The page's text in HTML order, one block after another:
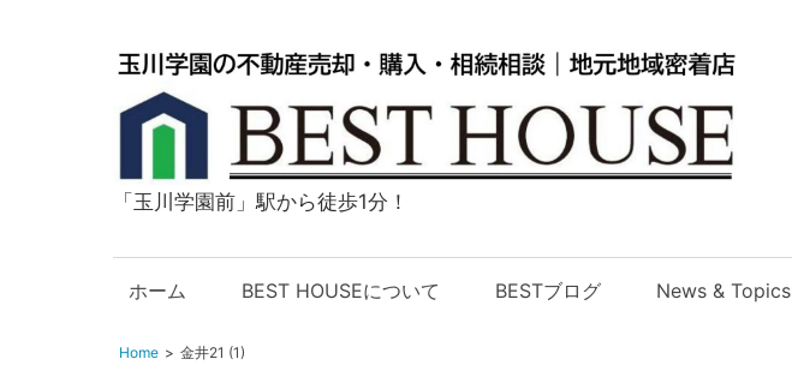
玉
学
の
「玉川学園前」駅から徒歩1分！
ホーム BEST HOUSEについて BESTブログ News & Topics
Home 金井21 (1)